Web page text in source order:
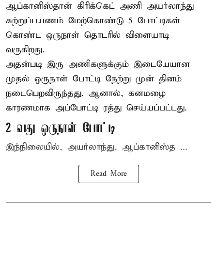
ஆப்கானிஸ்தான் கிரிக்கெட் அணி அயர்லாந்து
சுற்றுப்பயணம் மேற்கொண்டு 5 போட்டிகள்
கொண்ட ஒருநாள் தொடரில் விளையாடி
வருகிறது.
அதன்படி இரு அணிகளுக்கும் இடையேயான
முதல் ஒருநாள் போட்டி நேற்று முன் தினம்
நடைபெறவிருந்தது. ஆனால், கனமழை
காரணமாக அப்போட்டி ரத்து செய்யப்பட்டது.
2 வது ஒருநாள் போட்டி
இந்நிலையில், அயர்லாந்து, ஆப்கானிஸ்த ...
Read More